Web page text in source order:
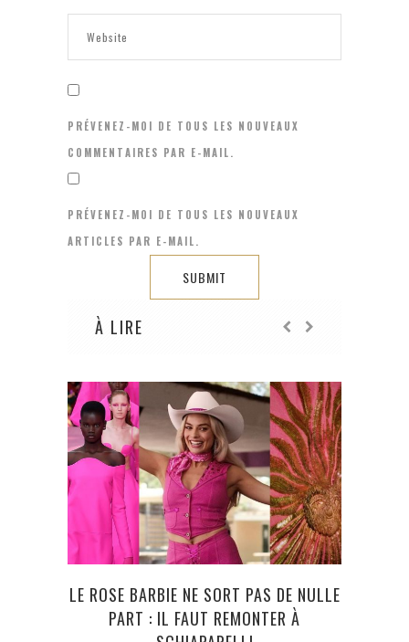
PRÉVENEZ-MOI DE TOUS LES NOUVEAUX
COMMENTAIRES PAR E-MAIL.
PRÉVENEZ-MOI DE TOUS LES NOUVEAUX
ARTICLES PAR E-MAIL.
À LIRE
LE ROSE BARBIE NE SORT PAS DE NULLE
PART : IL FAUT REMONTER À